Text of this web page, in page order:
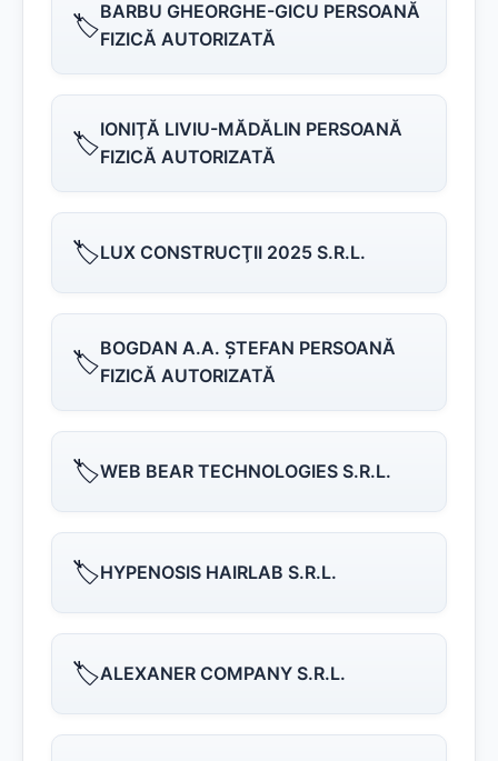
🏷️BARBU GHEORGHE-GICU PERSOANĂ
FIZICĂ AUTORIZATĂ
🏷️IONIŢĂ LIVIU-MĂDĂLIN PERSOANĂ
FIZICĂ AUTORIZATĂ
🏷️LUX CONSTRUCŢII 2025 S.R.L.
🏷️BOGDAN A.A. ŞTEFAN PERSOANĂ
FIZICĂ AUTORIZATĂ
🏷️WEB BEAR TECHNOLOGIES S.R.L.
🏷️HYPENOSIS HAIRLAB S.R.L.
🏷️ALEXANER COMPANY S.R.L.